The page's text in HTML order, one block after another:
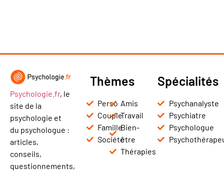
Psychologie.fr, le
site de la
psychologie et
du psychologue :
articles,
conseils,
questionnements,
Thèmes
Perso
Couple
Famille
Société
Amis
Travail
Bien-
être
Thérapies
Spécialités
Psychanalyste
Psychiatre
Psychologue